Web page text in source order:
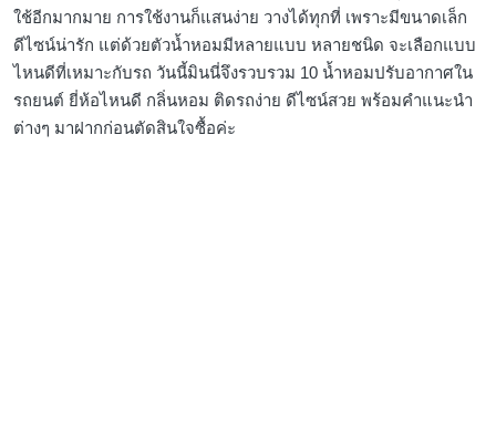
ใช้อีกมากมาย การใช้งานก็แสนง่าย วางได้ทุกที่ เพราะมีขนาดเล็ก
ดีไซน์น่ารัก แต่ด้วยตัวน้ำหอมมีหลายแบบ หลายชนิด จะเลือกแบบ
ไหนดีที่เหมาะกับรถ วันนี้มินนี่จึงรวบรวม 10 น้ำหอมปรับอากาศใน
รถยนต์ ยี่ห้อไหนดี กลิ่นหอม ติดรถง่าย ดีไซน์สวย พร้อมคำแนะนำ
ต่างๆ มาฝากก่อนตัดสินใจซื้อค่ะ